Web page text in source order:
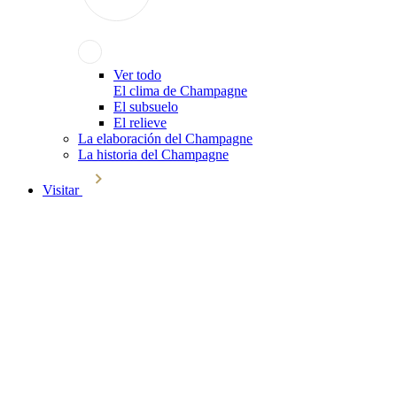
Ver todo
El clima de Champagne
El subsuelo
El relieve
La elaboración del Champagne
La historia del Champagne
Visitar